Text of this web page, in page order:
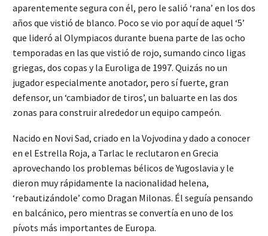
aparentemente segura con él, pero le salió ‘rana’ en los dos
años que vistió de blanco. Poco se vio por aquí de aquel ‘5’
que lideró al Olympiacos durante buena parte de las ocho
temporadas en las que vistió de rojo, sumando cinco ligas
griegas, dos copas y la Euroliga de 1997. Quizás no un
jugador especialmente anotador, pero sí fuerte, gran
defensor, un ‘cambiador de tiros’, un baluarte en las dos
zonas para construir alrededor un equipo campeón.
Nacido en Novi Sad, criado en la Vojvodina y dado a conocer
en el Estrella Roja, a Tarlac le reclutaron en Grecia
aprovechando los problemas bélicos de Yugoslavia y le
dieron muy rápidamente la nacionalidad helena,
‘rebautizándole’ como Dragan Milonas. Él seguía pensando
en balcánico, pero mientras se convertía en uno de los
pívots más importantes de Europa.